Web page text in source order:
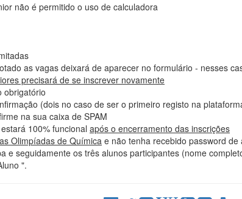
não é permitido o uso de calculadora
as vagas deixará de aparecer no formulário - nesses
precisará de se inscrever novamente
obrigatório
(dois no caso de ser o primeiro registo na
na sua caixa de SPAM
100% funcional após o encerramento das inscrições
Olimpíadas de Química e não tenha recebido password de
e seguidamente os três alunos participantes (nome
".